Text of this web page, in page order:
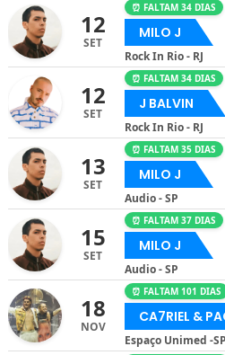
12
SET
⏰ FALTAM 34 DIAS
MILO J
Rock In Rio - RJ
12
SET
⏰ FALTAM 34 DIAS
J BALVIN
Rock In Rio - RJ
13
SET
⏰ FALTAM 35 DIAS
MILO J
Audio - SP
15
SET
⏰ FALTAM 37 DIAS
MILO J
Audio - SP
18
NOV
⏰ FALTAM 101 DIAS
CA7RIEL &
Espaço Unimed -SP